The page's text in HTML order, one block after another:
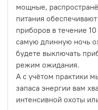
мощные,
питания
приборов в течение
самую длинную ночь
будете выключать
режим ожидания.
А с учётом практики
запаса энергии вам
интенсивной охоты